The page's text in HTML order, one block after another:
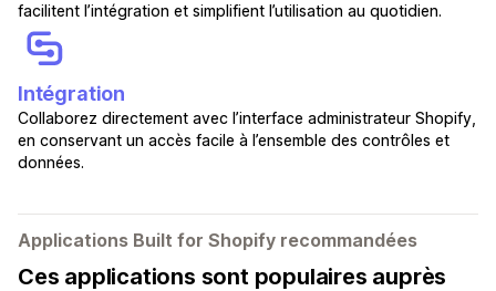
facilitent l’intégration et simplifient l’utilisation au quotidien.
Intégration
Collaborez directement avec l’interface administrateur Shopify,
en conservant un accès facile à l’ensemble des contrôles et
données.
Applications Built for Shopify recommandées
Ces applications sont populaires auprès